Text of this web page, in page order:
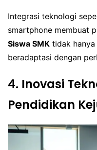
Integrasi teknologi
smartphone membuat
Siswa SMK tidak
beradaptasi dengan
4. Inovasi
Pendidikan